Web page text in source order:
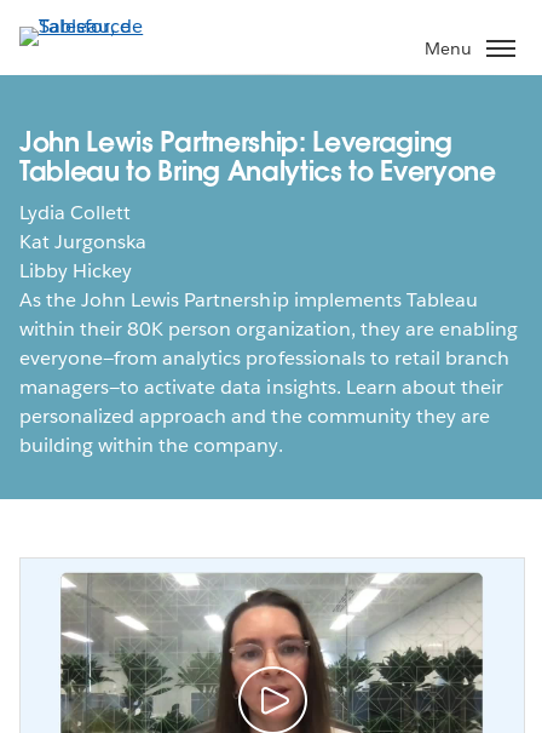
Aller
au
contenu
Menu
John Lewis Partnership: Leveraging
Tableau to Bring Analytics to Everyone
Lydia Collett
Kat Jurgonska
Libby Hickey
As the John Lewis Partnership implements Tableau
within their 80K person organization, they are enabling
everyone—from analytics professionals to retail branch
managers—to activate data insights. Learn about their
personalized approach and the community they are
building within the company.